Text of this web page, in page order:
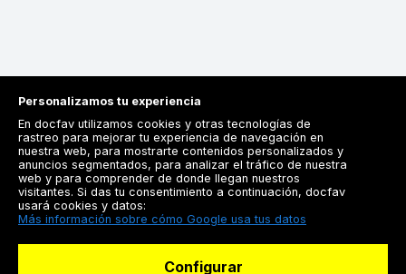
Registrarse
Docfav
Personalizamos tu experiencia
En docfav utilizamos cookies y otras tecnologías de
rastreo para mejorar tu experiencia de navegación en
nuestra web, para mostrarte contenidos personalizados y
anuncios segmentados, para analizar el tráfico de nuestra
web y para comprender de donde llegan nuestros
visitantes. Si das tu consentimiento a continuación, docfav
usará cookies y datos:
Más información sobre cómo Google usa tus datos
Configurar